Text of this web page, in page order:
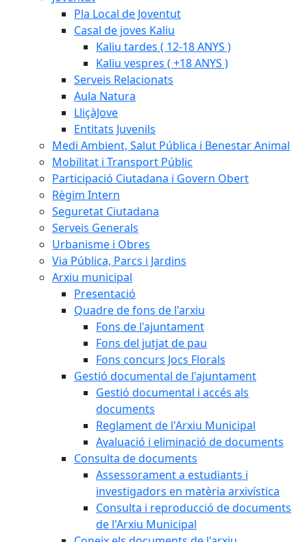
Pla Local de Joventut
Casal de joves Kaliu
Kaliu tardes ( 12-18 ANYS )
Kaliu vespres ( +18 ANYS )
Serveis Relacionats
Aula Natura
LliçàJove
Entitats Juvenils
Medi Ambient, Salut Pública i Benestar Animal
Mobilitat i Transport Públic
Participació Ciutadana i Govern Obert
Règim Intern
Seguretat Ciutadana
Serveis Generals
Urbanisme i Obres
Via Pública, Parcs i Jardins
Arxiu municipal
Presentació
Quadre de fons de l'arxiu
Fons de l'ajuntament
Fons del jutjat de pau
Fons concurs Jocs Florals
Gestió documental de l'ajuntament
Gestió documental i accés als
documents
Reglament de l'Arxiu Municipal
Avaluació i eliminació de documents
Consulta de documents
Assessorament a estudiants i
investigadors en matèria arxivística
Consulta i reproducció de documents
de l'Arxiu Municipal